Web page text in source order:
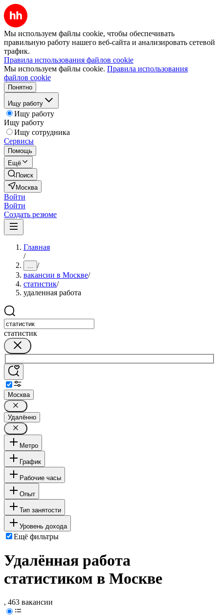
Мы используем файлы cookie, чтобы обеспечивать
правильную работу нашего веб-сайта и анализировать сетевой
трафик.
Правила использования файлов cookie
Мы используем файлы cookie. Правила использования
файлов cookie
Понятно
Ищу работу
Ищу работу
Ищу работу
Ищу сотрудника
Сервисы
Помощь
Ещё
Поиск
Москва
Войти
Войти
Создать резюме
Главная
/
... /
вакансии в Москве/
статистик/
удаленная работа
статистик
Москва
Удалённо
Метро
График
Рабочие часы
Опыт
Тип занятости
Уровень дохода
Ещё фильтры
Удалённая работа
статистиком в Москве
, 463 вакансии